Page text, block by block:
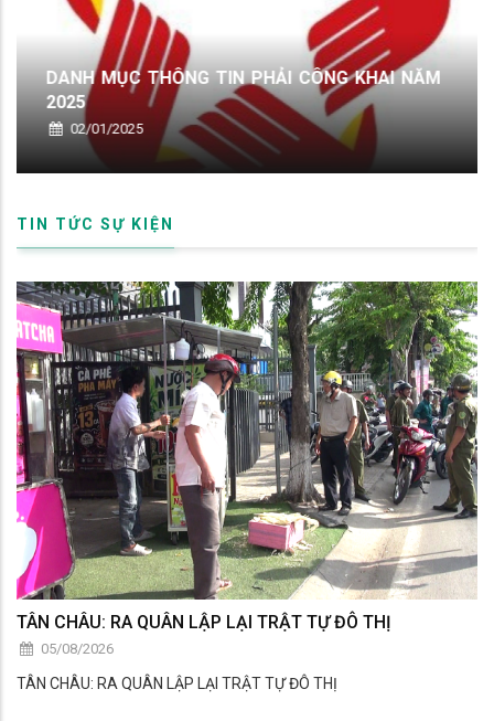
DANH MỤC THÔNG TIN PHẢI CÔNG KHAI NĂM
2025
02/01/2025
TIN TỨC SỰ KIỆN
TÂN CHÂU: RA QUÂN LẬP LẠI TRẬT TỰ ĐÔ THỊ
05/08/2026
TÂN CHÂU: RA QUÂN LẬP LẠI TRẬT TỰ ĐÔ THỊ